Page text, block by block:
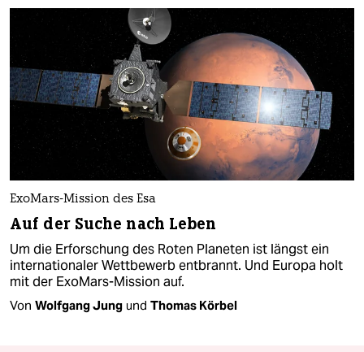
ExoMars-Mission des Esa
Auf der Suche nach Leben
Um die Erforschung des Roten Planeten ist längst ein
internationaler Wettbewerb entbrannt. Und Europa holt
mit der ExoMars-Mission auf.
Von Wolfgang Jung und Thomas Körbel